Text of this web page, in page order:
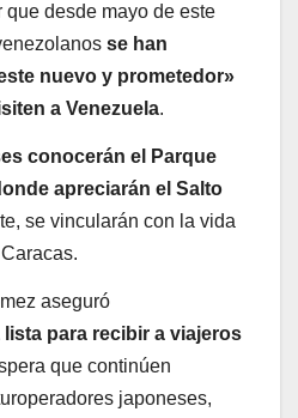
que desde mayo de este
se han
nuevo y prometedor»
a Venezuela.
conocerán el Parque
apreciarán el Salto
se vincularán con la vida
aseguró
lista para recibir a viajeros
que continúen
japoneses,